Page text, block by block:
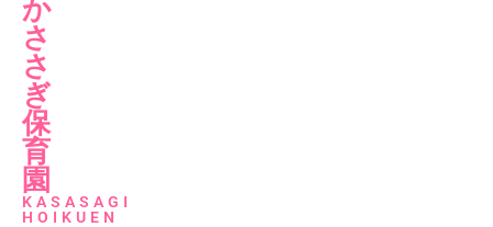
か
さ
さ
ぎ
保
育
園
KASASAGI
HOIKUEN